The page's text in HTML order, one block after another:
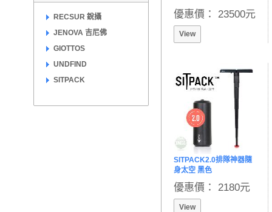
RECSUR 銳攝
JENOVA 吉尼佛
GIOTTOS
UNDFIND
SITPACK
優惠價： 23500元
View
SITPACK2.0排隊神器隨
身太空 黑色
優惠價： 2180元
View